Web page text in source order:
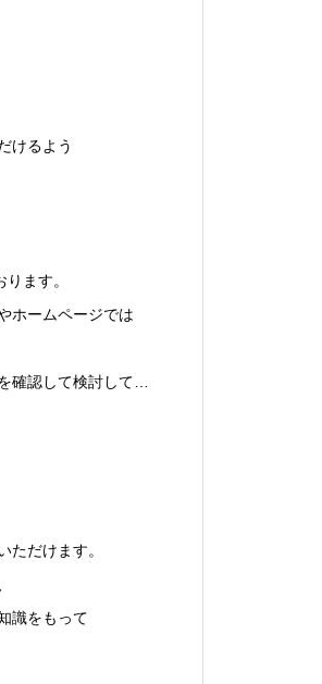
けるよう
ます。
ホームページでは
確認して検討して…
ただけます。
識をもって